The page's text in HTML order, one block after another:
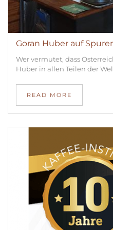
Goran Huber auf
Wer vermutet, dass
Huber in allen Teilen der
READ MORE